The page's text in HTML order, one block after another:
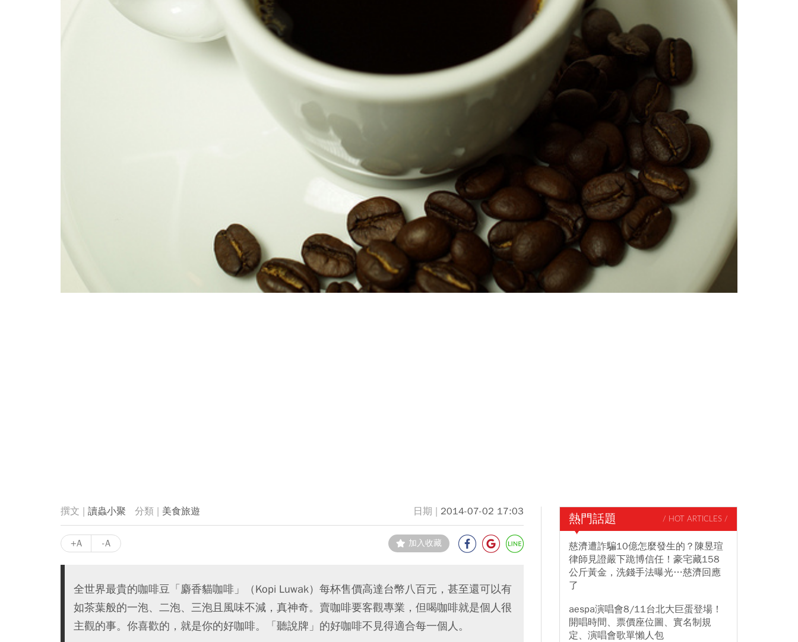
讀蟲小聚 美食旅遊 2014-07-02 17:03
+A -A 加入收藏
全世界最貴的咖啡豆「麝香貓咖啡」（Kopi Luwak）每杯售價高達台幣八百元，甚至還可以有
如茶葉般的一泡、二泡、三泡且風味不減，真神奇。賣咖啡要客觀專業，但喝咖啡就是個人很
主觀的事。你喜歡的，就是你的好咖啡。「聽說牌」的好咖啡不見得適合每一個人。
熱門話題 / HOT ARTICLES /
慈濟遭詐騙10億怎麼發生的？陳昱瑄
律師見證嚴下跪博信任！豪宅藏158
公斤黃金，洗錢手法曝光…慈濟回應
了
aespa演唱會8/11台北大巨蛋登場！
開唱時間、票價座位圖、實名制規
定、演唱會歌單懶人包